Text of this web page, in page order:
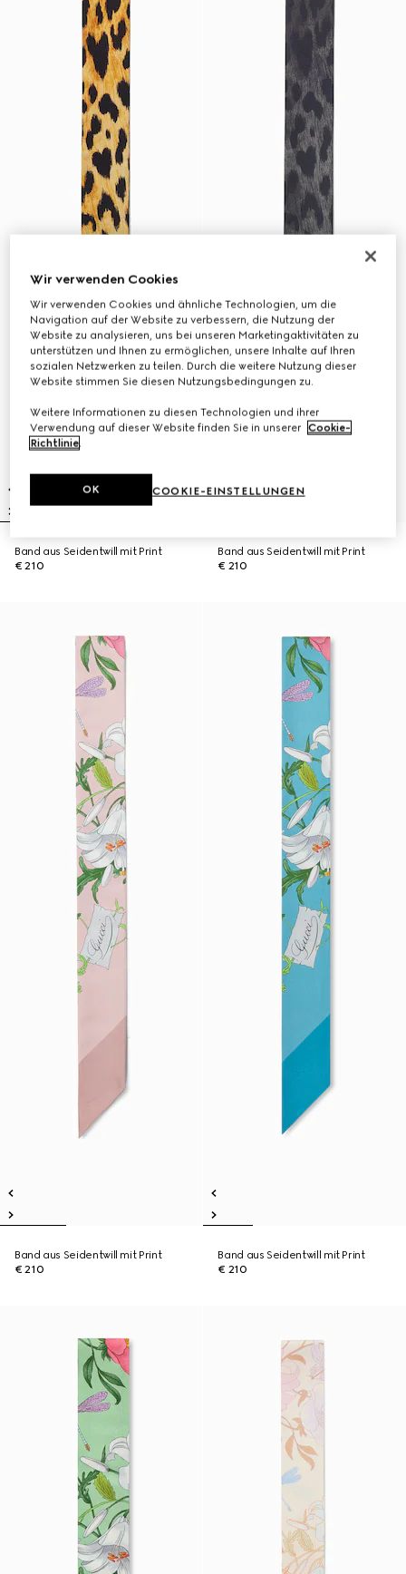
Band aus Seidentwill mit Print
€ 210
Band aus Seidentwill mit Print
€ 210
Band aus Seidentwill mit Print
€ 210
Band aus Seidentwill mit Print
€ 210
Wir verwenden Cookies
Wir verwenden Cookies und ähnliche Technologien, um die
Navigation auf der Website zu verbessern, die Nutzung der
Website zu analysieren, uns bei unseren Marketingaktivitäten zu
unterstützen und Ihnen zu ermöglichen, unsere Inhalte auf Ihren
sozialen Netzwerken zu teilen. Durch die weitere Nutzung dieser
Website stimmen Sie diesen Nutzungsbedingungen zu.
Weitere Informationen zu diesen Technologien und ihrer
Verwendung auf dieser Website finden Sie in unserer Cookie-
Richtlinie.
COOKIE-EINSTELLUNGEN
OK